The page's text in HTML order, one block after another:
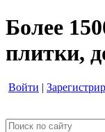
Более
плитки,
Войти |